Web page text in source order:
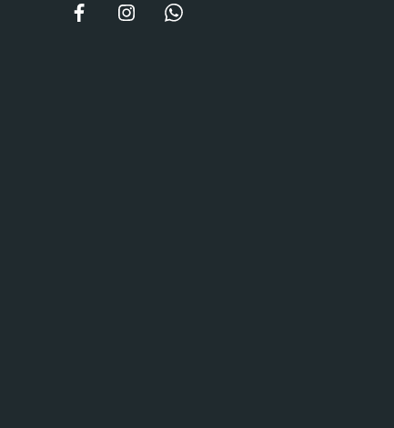
Facebook Instagram